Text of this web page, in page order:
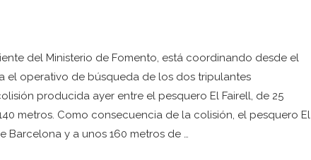
del Ministerio de Fomento, está coordinando desde el
el operativo de búsqueda de los dos tripulantes
producida ayer entre el pesquero El Fairell, de 25
metros. Como consecuencia de la colisión, el pesquero El
Barcelona y a unos 160 metros de …